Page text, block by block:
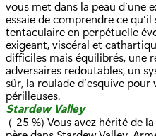
vous met dans la peau d’une
essaie de comprendre ce
tentaculaire en perpétuelle
exigeant, viscéral et
difficiles mais équilibrés, une
adversaires redoutables, un
sûr, la roulade d’esquive
périlleuses.
Stardew Valley
(-25 %) Vous avez hérité de